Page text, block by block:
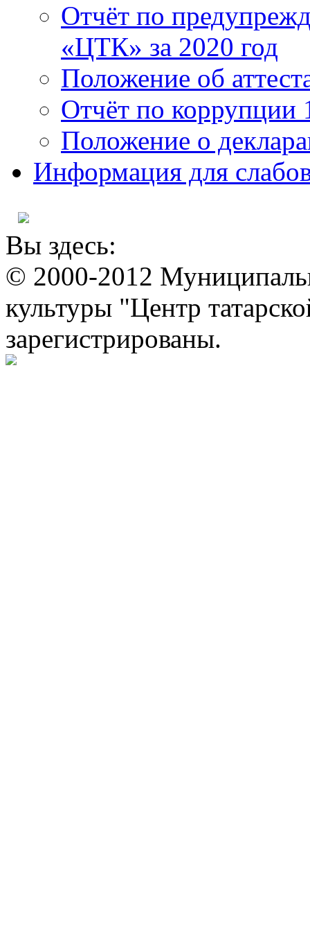
Отчёт по
«ЦТК» за 2020 год
Положение об
Отчёт по коррупции
Положение о
Информация для
Вы здесь:
© 2000-2012
культуры "Центр
зарегистрированы.